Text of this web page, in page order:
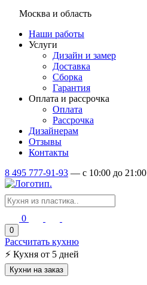
Москва и область
Наши работы
Услуги
Дизайн и замер
Доставка
Сборка
Гарантия
Оплата и рассрочка
Оплата
Рассрочка
Дизайнерам
Отзывы
Контакты
8 495 777-91-93 — c 10:00 до 21:00
0
0
Рассчитать кухню
⚡ Кухня от 5 дней
Кухни на заказ